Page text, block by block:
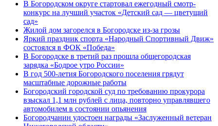
В Богородском округе стартовал ежегодный смотр-
конкурс на лучший участок «Детский сад — цветущий
сад»
Жилой дом загорелся в Богородске из-за грозы
Яркий праздник спорта «Народный Спортивный Движ»
состоялся в ФОК «Победа»
В Богородске в третий раз прошла общегородская
зарядка «Бодрое утро России»
В год 500-летия Богородского поселения грядут
масштабные дорожные работы
️Богородский городской суд по требованию прокурора
взыскал 1,1 млн рублей с лица, повторно управлявшего
автомобилем в состоянии опьянения
Богородчанин удостоен награды «Заслуженный ветеран